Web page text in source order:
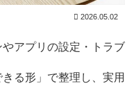
2026.05.02
アプリの設定・トラブ
る形」で整理し、実用